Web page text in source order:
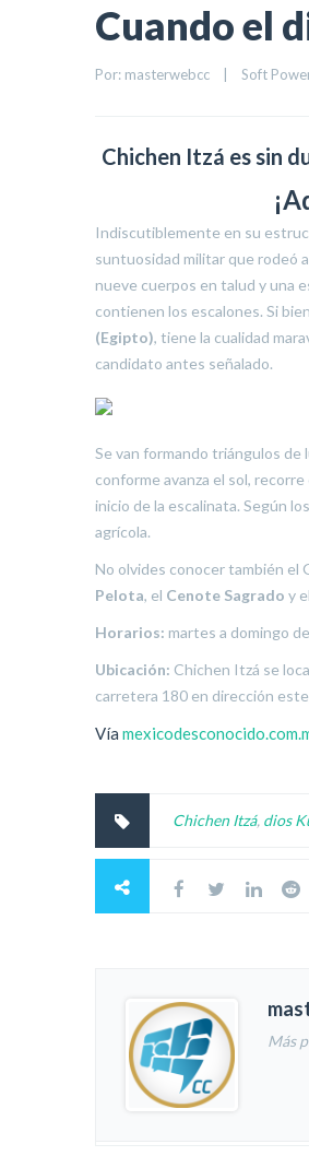
Cuando el
Por: masterwebcc Soft
Chichen Itzá es sin
Indiscutiblemente en su
suntuosidad militar que rodeó
nueve cuerpos en talud y una
contienen los escalones. Si
(Egipto), tiene la cualidad
candidato antes señalado.
Se van formando triángulos de
conforme avanza el sol,
inicio de la escalinata. Según
agrícola.
No olvides conocer también el
Pelota, el Cenote Sagrado y el
Horarios: martes a domingo
Ubicación: Chichen Itzá se
carretera 180 en dirección
Vía
Chichen Itzá, dios
Más